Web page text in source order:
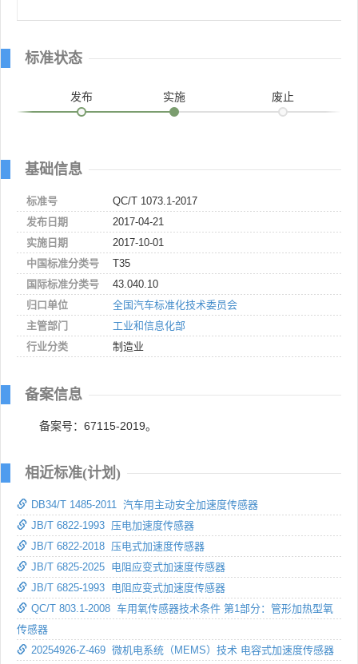
标准状态
发布 实施 废止
基础信息
标准号
QC/T 1073.1-2017
发布日期
2017-04-21
实施日期
2017-10-01
中国标准分类号
T35
国际标准分类号
43.040.10
归口单位
全国汽车标准化技术委员会
主管部门
工业和信息化部
行业分类
制造业
备案信息
备案号：67115-2019。
相近标准(计划)
DB34/T 1485-2011 汽车用主动安全加速度传感器
JB/T 6822-1993 压电加速度传感器
JB/T 6822-2018 压电式加速度传感器
JB/T 6825-2025 电阻应变式加速度传感器
JB/T 6825-1993 电阻应变式加速度传感器
QC/T 803.1-2008 车用氧传感器技术条件 第1部分：管形加热型氧
传感器
20254926-Z-469 微机电系统（MEMS）技术 电容式加速度传感器